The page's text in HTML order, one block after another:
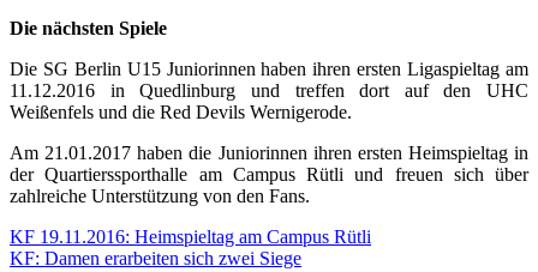
Die nächsten Spiele
Die SG Berlin U15 Juniorinnen haben ihren ersten Ligaspieltag am
11.12.2016 in Quedlinburg und treffen dort auf den UHC
Weißenfels und die Red Devils Wernigerode.
Am 21.01.2017 haben die Juniorinnen ihren ersten Heimspieltag in
der Quartierssporthalle am Campus Rütli und freuen sich über
zahlreiche Unterstützung von den Fans.
Beitragsnavigation
Vorheriger
Beitrag:
KF 19.11.2016: Heimspieltag am Campus Rütli
Nächster
KF: Damen erarbeiten sich zwei Siege